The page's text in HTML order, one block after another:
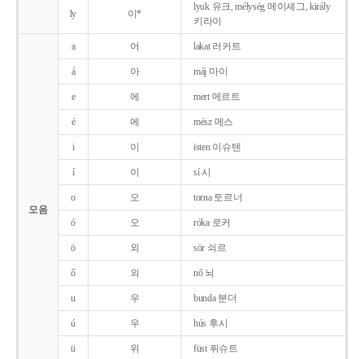
ly 이*
lyuk 유크, mélység 메이셰그, király
키라이
모음
a 어 lakat 러커트
á 아 máj 마이
e 에 mert 메르트
é 에 mész 메스
i 이 isten 이슈텐
í 이 sí 시
o 오 torna 토르너
ó 오 róka 로커
ö 외 sör 쇠르
ő 외 nő 뇌
u 우 bunda 분더
ú 우 hús 후시
ü 위 füst 퓌슈트